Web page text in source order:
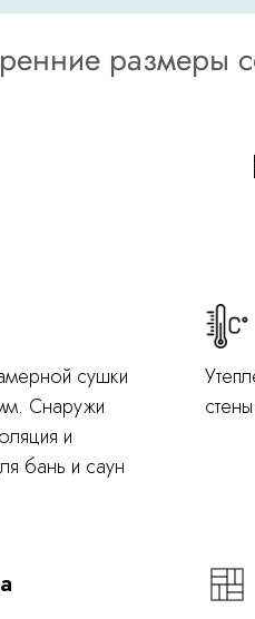
размеры
сушки
Снаружи
и
бань и саун